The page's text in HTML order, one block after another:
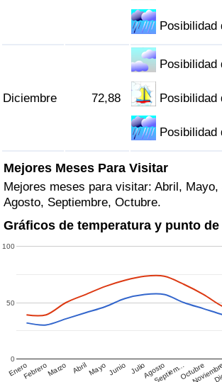
Posibilidad
Diciembre 72,88
Posibilidad
Posibilidad
Posibilidad
Mejores Meses Para Visitar
Mejores meses para visitar: Abril, Mayo,
Agosto, Septiembre, Octubre.
Gráficos de temperatura y punto
EneroFebreroMarzo AbrilMayo Junio JulioAgosto
Septiem…Octubre
0
50
100